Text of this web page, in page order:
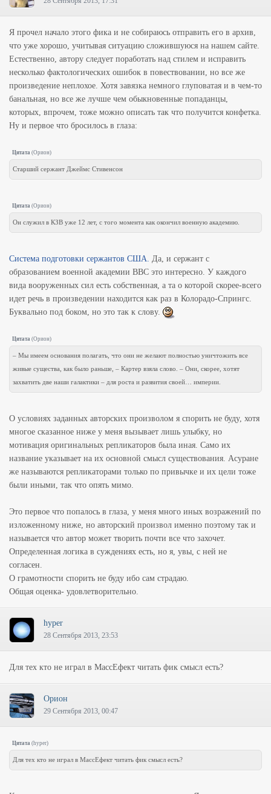
Я прочел начало этого фика и не собираюсь отправить его в архив,
что уже хорошо, учитывая ситуацию сложившуюся на нашем сайте.
Естественно, автору следует поработать над стилем и исправить
несколько фактологических ошибок в повествовании, но все же
произведение неплохое. Хотя завязка немного глуповатая и в чем-то
банальная, но все же лучше чем обыкновенные попаданцы,
которых, впрочем, тоже можно описать так что получится конфетка.
Ну и первое что бросилось в глаза:
Цитата (Орион)
Старший сержант Джеймс Стивенсон
Цитата (Орион)
Он служил в КЗВ уже 12 лет, с того момента как окончил военную академию.
Система подготовки сержантов США. Да, и сержант с
образованием военной академии ВВС это интересно. У каждого
вида вооруженных сил есть собственная, а та о которой скорее-всего
идет речь в произведении находится как раз в Колорадо-Спрингс.
Буквально под боком, но это так к слову.
Цитата (Орион)
– Мы имеем основания полагать, что они не желают полностью уничтожить все
живые существа, как было раньше, – Картер взяла слово. – Они, скорее, хотят
захватить две наши галактики – для роста и развития своей… империи.
О условиях заданных авторских произволом я спорить не буду, хотя
многое сказанное ниже у меня вызывает лишь улыбку, но
мотивация оригинальных репликаторов была иная. Само их
название указывает на их основной смысл существования. Асуране
же называются репликаторами только по привычке и их цели тоже
были иными, так что опять мимо.
Это первое что попалось в глаза, у меня много иных возражений по
изложенному ниже, но авторский произвол именно поэтому так и
называется что автор может творить почти все что захочет.
Определенная логика в суждениях есть, но я, увы, с ней не
согласен.
О грамотности спорить не буду ибо сам страдаю.
Общая оценка- удовлетворительно.
hyper
28 Сентября 2013, 23:53
Для тех кто не играл в МассЕфект читать фик смысл есть?
Орион
29 Сентября 2013, 00:47
Цитата (hyper)
Для тех кто не играл в МассЕфект читать фик смысл есть?